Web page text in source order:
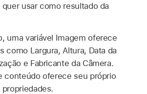
quer usar como resultado da
uma variável Imagem oferece
como Largura, Altura, Data da
e Fabricante da Câmera.
conteúdo oferece seu próprio